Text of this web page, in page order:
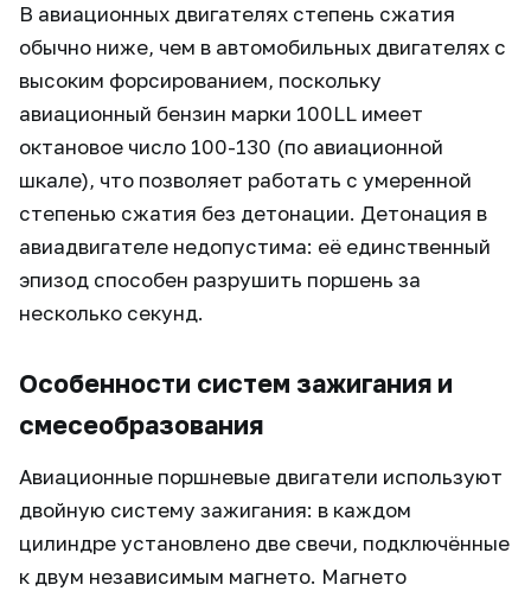
В авиационных двигателях степень сжатия
обычно ниже, чем в автомобильных двигателях с
высоким форсированием, поскольку
авиационный бензин марки 100LL имеет
октановое число 100-130 (по авиационной
шкале), что позволяет работать с умеренной
степенью сжатия без детонации. Детонация в
авиадвигателе недопустима: её единственный
эпизод способен разрушить поршень за
несколько секунд.
Особенности систем зажигания и
смесеобразования
Авиационные поршневые двигатели используют
двойную систему зажигания: в каждом
цилиндре установлено две свечи, подключённые
к двум независимым магнето. Магнето